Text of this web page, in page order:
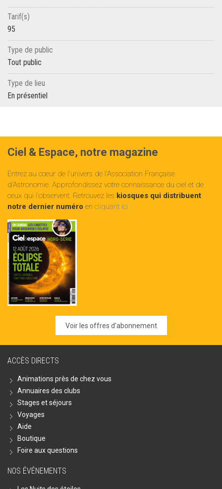
Tarif(s)
95
Type de public
Tout public
Type de lieu
En présentiel
Ciel & Espace, notre magazine
Entrez au cœur de l'univers de l'Association Française
d'Astronomie. Approfondissez votre connaissance du ciel et de
ceux qui l'observent. Retrouvez les kiosques qui distribuent
notre dernier numéro en cliquant ici
Voir les offres d'abonnement
ACCÈS DIRECTS
Animations près de chez vous
Annuaires des clubs
Stages et séjours
Voyages
Aide
Boutique
Foire aux questions
NOS ÉVÉNEMENTS